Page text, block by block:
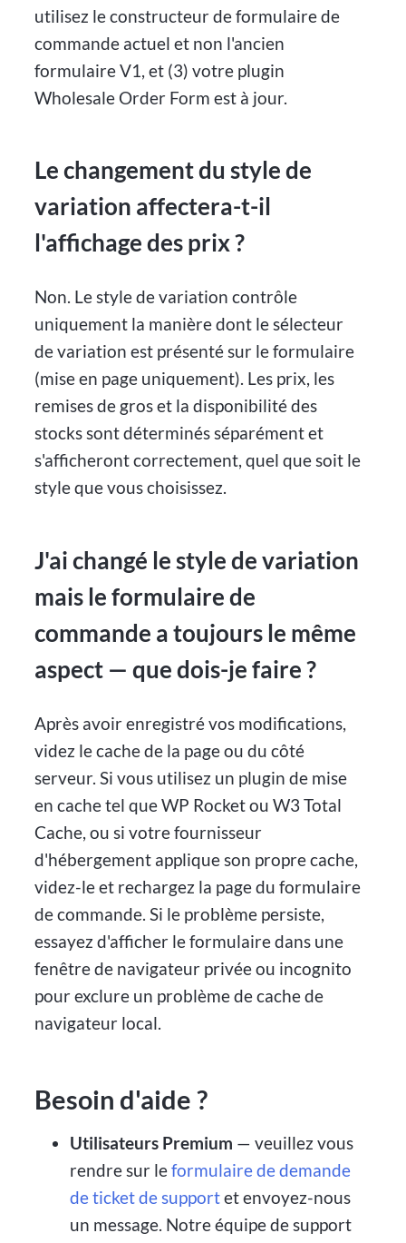
utilisez le constructeur de formulaire de
commande actuel et non l'ancien
formulaire V1, et (3) votre plugin
Wholesale Order Form est à jour.
Le changement du style de
variation affectera-t-il
l'affichage des prix ?
Non. Le style de variation contrôle
uniquement la manière dont le sélecteur
de variation est présenté sur le formulaire
(mise en page uniquement). Les prix, les
remises de gros et la disponibilité des
stocks sont déterminés séparément et
s'afficheront correctement, quel que soit le
style que vous choisissez.
J'ai changé le style de variation
mais le formulaire de
commande a toujours le même
aspect — que dois-je faire ?
Après avoir enregistré vos modifications,
videz le cache de la page ou du côté
serveur. Si vous utilisez un plugin de mise
en cache tel que WP Rocket ou W3 Total
Cache, ou si votre fournisseur
d'hébergement applique son propre cache,
videz-le et rechargez la page du formulaire
de commande. Si le problème persiste,
essayez d'afficher le formulaire dans une
fenêtre de navigateur privée ou incognito
pour exclure un problème de cache de
navigateur local.
Besoin d'aide ?
Utilisateurs Premium — veuillez vous
rendre sur leformulaire de demande
de ticket de supportet envoyez-nous
un message. Notre équipe de support